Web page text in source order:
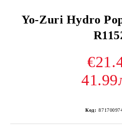
Yo-Zuri Hydro
Код: